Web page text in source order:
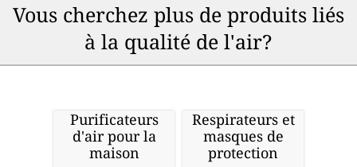
Vous cherchez plus de produits liés
à la qualité de l'air?
Purificateurs
d'air pour la
maison
Respirateurs et
masques de
protection